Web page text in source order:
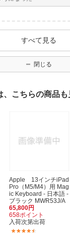
すべて見る
閉じる
、こちらの商品
Apple 13インチiPad
Pro（M5/M4）用 Mag
ic Keyboard - 日本語 -
ブラック MWR53J/A
65,800円
658ポイント
入荷次第出荷